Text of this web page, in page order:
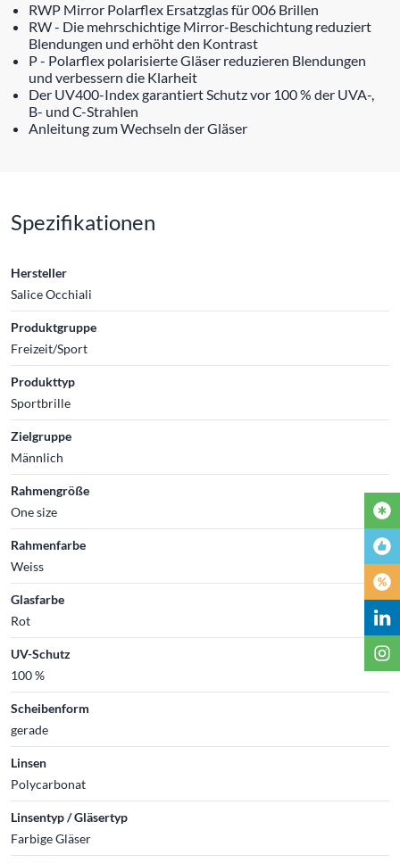
RWP Mirror Polarflex Ersatzglas für 006 Brillen
RW - Die mehrschichtige Mirror-Beschichtung reduziert
Blendungen und erhöht den Kontrast
P - Polarflex polarisierte Gläser reduzieren Blendungen
und verbessern die Klarheit
Der UV400-Index garantiert Schutz vor 100 % der UVA-,
B- und C-Strahlen
Anleitung zum Wechseln der Gläser
Spezifikationen
Hersteller
Salice Occhiali
Produktgruppe
Freizeit/Sport
Produkttyp
Sportbrille
Zielgruppe
Männlich
Rahmengröße
One size
Rahmenfarbe
Weiss
Glasfarbe
Rot
UV-Schutz
100 %
Scheibenform
gerade
Linsen
Polycarbonat
Linsentyp / Gläsertyp
Farbige Gläser